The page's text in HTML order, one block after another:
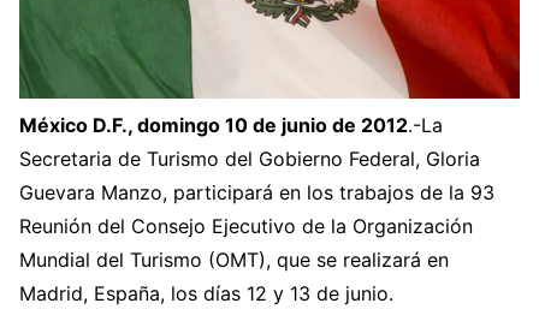
México D.F., domingo 10 de junio de 2012.-La
Secretaria de Turismo del Gobierno Federal, Gloria
Guevara Manzo, participará en los trabajos de la 93
Reunión del Consejo Ejecutivo de la Organización
Mundial del Turismo (OMT), que se realizará en
Madrid, España, los días 12 y 13 de junio.